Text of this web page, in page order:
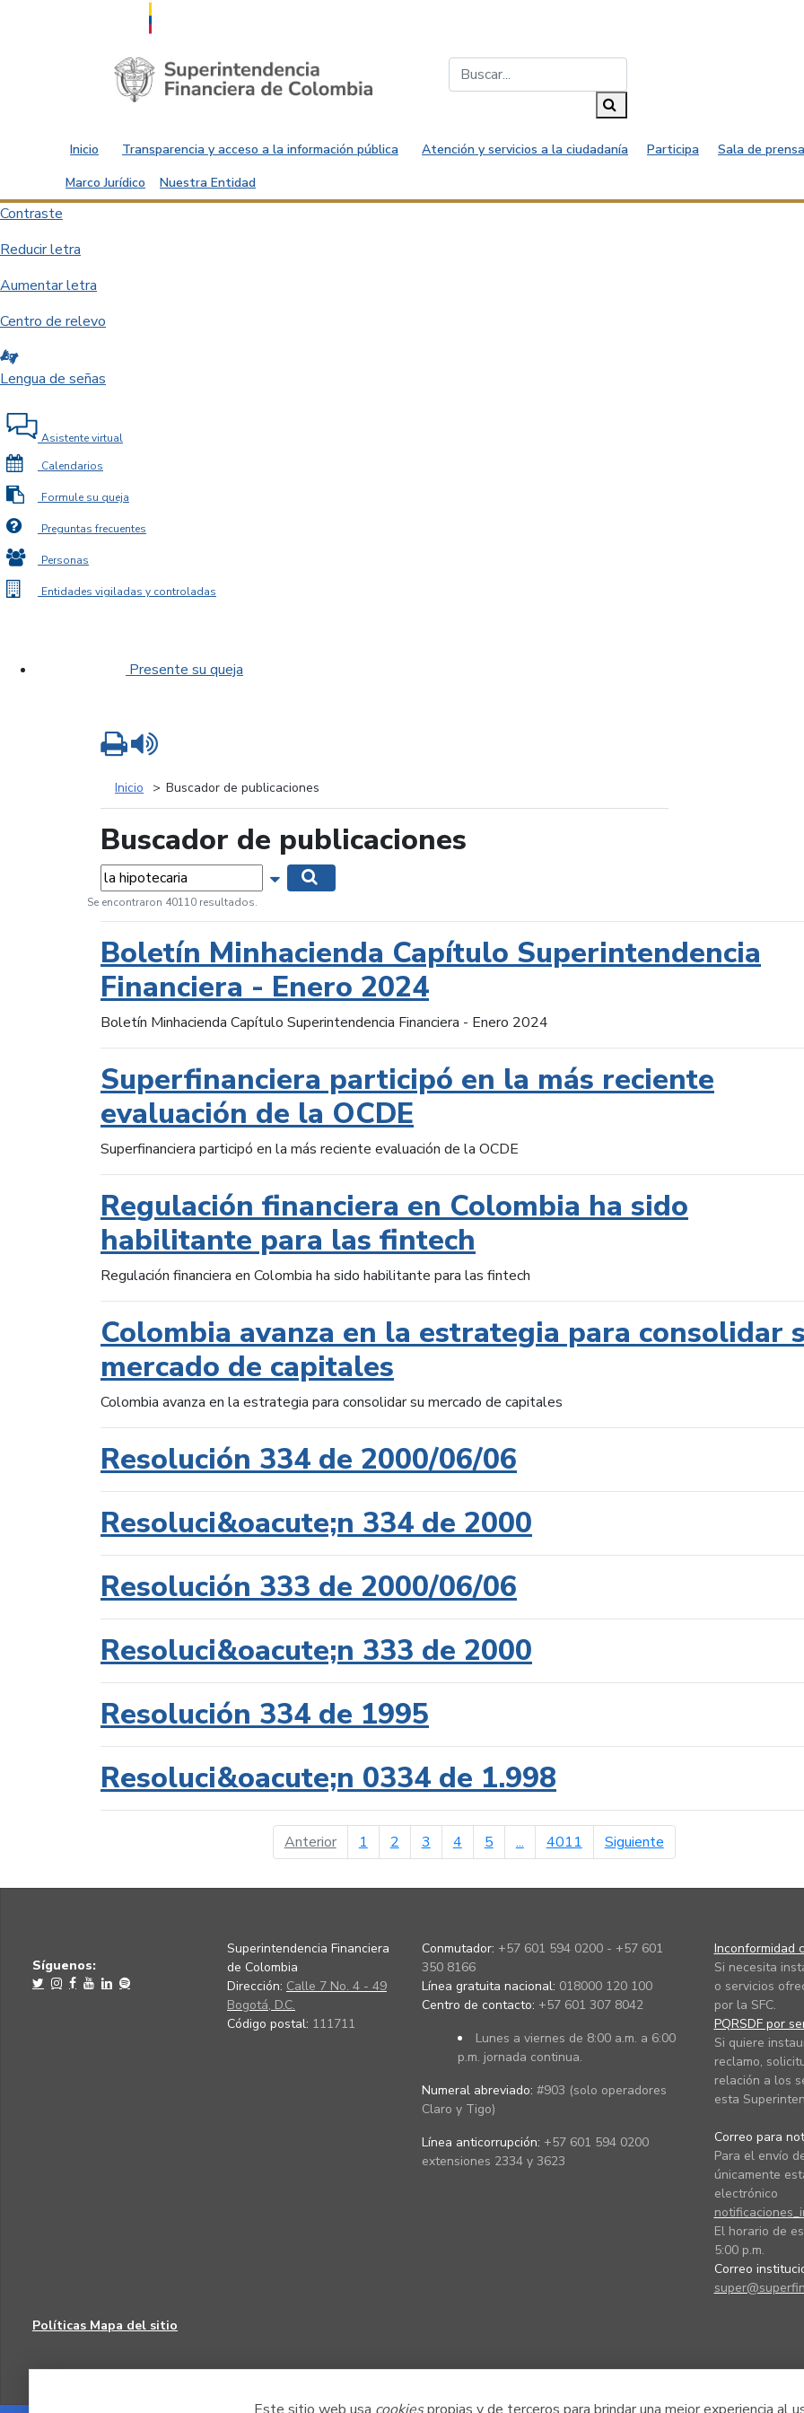
Saltar al contenido principal
Inicio Transparencia y acceso a la información pública Atención y servicios a la ciudadanía Participa
Sala de
Marco Jurídico
Nuestra Entidad
Contraste
Reducir letra
Aumentar letra
Centro de relevo
Lengua de señas
Asistente virtual
Calendarios
Formule su queja
Preguntas frecuentes
Personas
Entidades vigiladas y controladas
Presente su queja
Inicio Buscador de publicaciones
Buscador de publicaciones
Palabras... Mostrar opciones de búsqueda
Se encontraron 40110 resultados.
Boletín Minhacienda Capítulo Superintendencia
Financiera - Enero 2024
Boletín Minhacienda Capítulo Superintendencia Financiera - Enero 2024
Superfinanciera participó en la más reciente
evaluación de la OCDE
Superfinanciera participó en la más reciente evaluación de la OCDE
Regulación financiera en Colombia ha sido
habilitante para las fintech
Regulación financiera en Colombia ha sido habilitante para las fintech
Colombia avanza en la estrategia para consolidar
mercado de capitales
Colombia avanza en la estrategia para consolidar su mercado de capitales
Resolución 334 de 2000/06/06
Resoluci&oacute;n 334 de 2000
Resolución 333 de 2000/06/06
Resoluci&oacute;n 333 de 2000
Resolución 334 de 1995
Resoluci&oacute;n 0334 de 1.998
Anteriorpágina anterior
1 2 3 4 5 ... 4011 Siguientepágina siguiente
Imprimir
Síguenos:
Superintendencia Financiera
de Colombia
Dirección: Calle 7 No. 4 - 49
Bogotá, D.C.
Código postal: 111711
Conmutador: +57 601 594 0200 - +57 601
350 8166
Línea gratuita nacional: 018000 120 100
Centro de contacto: +57 601 307 8042
Lunes a viernes de 8:00 a.m. a 6:00
p.m. jornada continua.
Numeral abreviado: #903 (solo operadores
Claro y Tigo)
Línea anticorrupción: +57 601 594 0200
extensiones 2334 y 3623
Inconformidad
Si necesita
o servicios
por la SFC.
PQRSDF por
Si quiere
reclamo,
relación a los
esta
Correo para
Para el envío
únicamente
electrónico
El horario de
5:00 p.m.
Correo
Políticas Mapa del sitio